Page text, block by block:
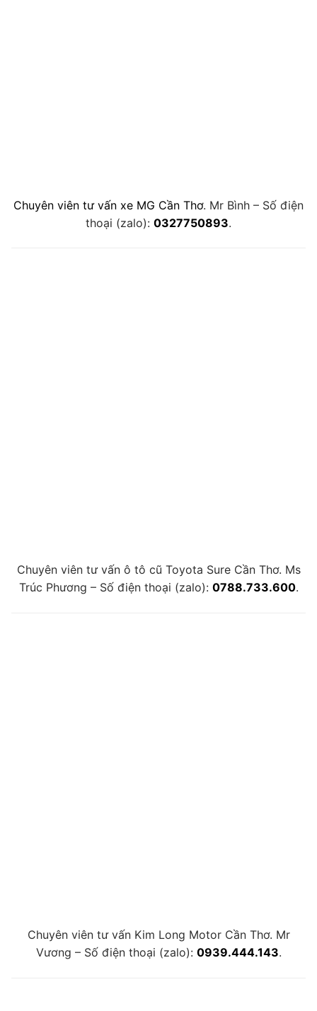
Chuyên viên tư vấn xe MG Cần Thơ. Mr Bình – Số điện
thoại (zalo): 0327750893.
Chuyên viên tư vấn ô tô cũ Toyota Sure Cần Thơ. Ms
Trúc Phương – Số điện thoại (zalo): 0788.733.600.
Chuyên viên tư vấn Kim Long Motor Cần Thơ. Mr
Vương – Số điện thoại (zalo): 0939.444.143.